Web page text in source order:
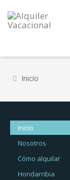
Inicio
Inicio
Nosotros
Cómo alquilar
Hondarribia